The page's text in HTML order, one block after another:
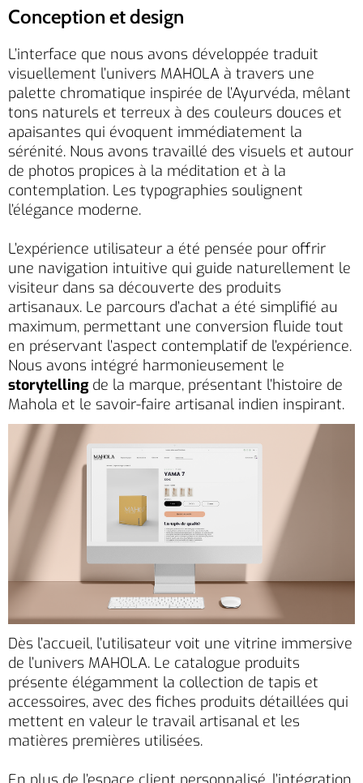
Conception et design
L’interface que nous avons développée traduit
visuellement l’univers MAHOLA à travers une
palette chromatique inspirée de l’Ayurvéda, mêlant
tons naturels et terreux à des couleurs douces et
apaisantes qui évoquent immédiatement la
sérénité. Nous avons travaillé des visuels et autour
de photos propices à la méditation et à la
contemplation. Les typographies soulignent
l’élégance moderne.
L’expérience utilisateur a été pensée pour offrir
une navigation intuitive qui guide naturellement le
visiteur dans sa découverte des produits
artisanaux. Le parcours d’achat a été simplifié au
maximum, permettant une conversion fluide tout
en préservant l’aspect contemplatif de l’expérience.
Nous avons intégré harmonieusement le
storytellingde la marque, présentant l’histoire de
Mahola et le savoir-faire artisanal indien inspirant.
Dès l’accueil, l’utilisateur voit une vitrine immersive
de l’univers MAHOLA. Le catalogue produits
présente élégamment la collection de tapis et
accessoires, avec des fiches produits détaillées qui
mettent en valeur le travail artisanal et les
matières premières utilisées.